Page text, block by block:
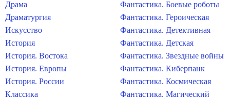
Драма
Драматургия
Искусство
История
История. Востока
История. Европы
История. России
Классика
Фантастика. Боевые роботы
Фантастика. Героическая
Фантастика. Детективная
Фантастика. Детская
Фантастика. Звездные войны
Фантастика. Киберпанк
Фантастика. Космическая
Фантастика. Магический